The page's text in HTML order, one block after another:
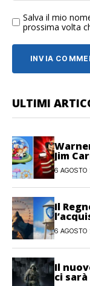
Salva il mio
prossima volta
ULTIMI
Jim
6
Il
6
Il
ci